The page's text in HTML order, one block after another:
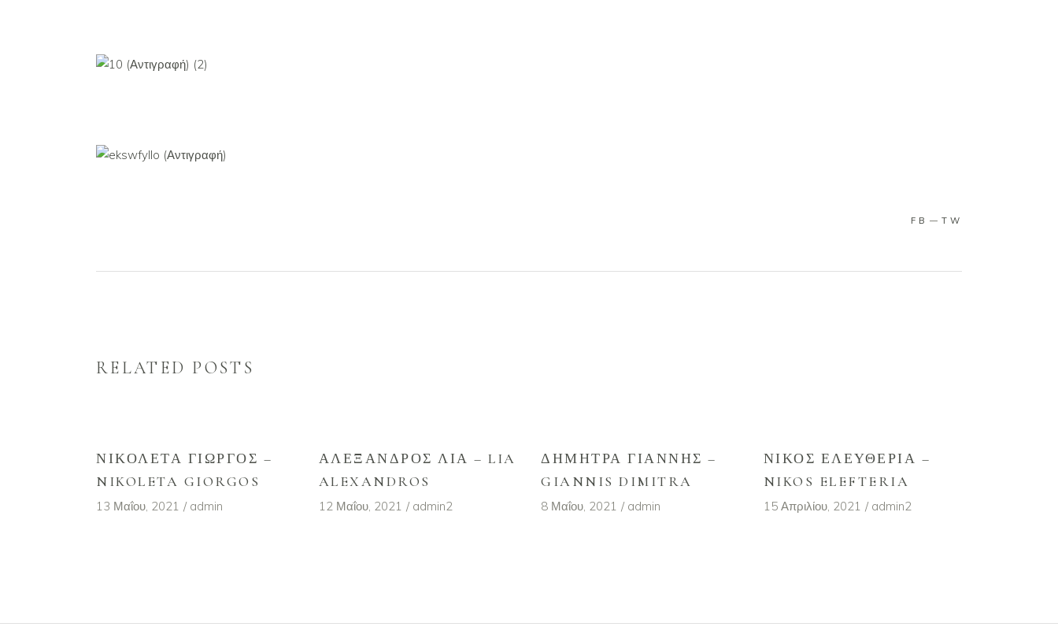
FB TW
RELATED POSTS
ΝΙΚΟΛΈΤΑ ΓΙΏΡΓΟΣ –
NIKOLETA GIORGOS
13 Μαΐου, 2021 admin
ΑΛΈΞΑΝΔΡΟΣ ΛΊΑ – LIA
ALEXANDROS
12 Μαΐου, 2021 admin2
ΔΉΜΗΤΡΑ ΓΙΆΝΝΗΣ –
GIANNIS DIMITRA
8 Μαΐου, 2021 admin
ΝΊΚΟΣ ΕΛΕΥΘΕΡΊΑ –
NIKOS ELEFTERIA
15 Απριλίου, 2021 admin2